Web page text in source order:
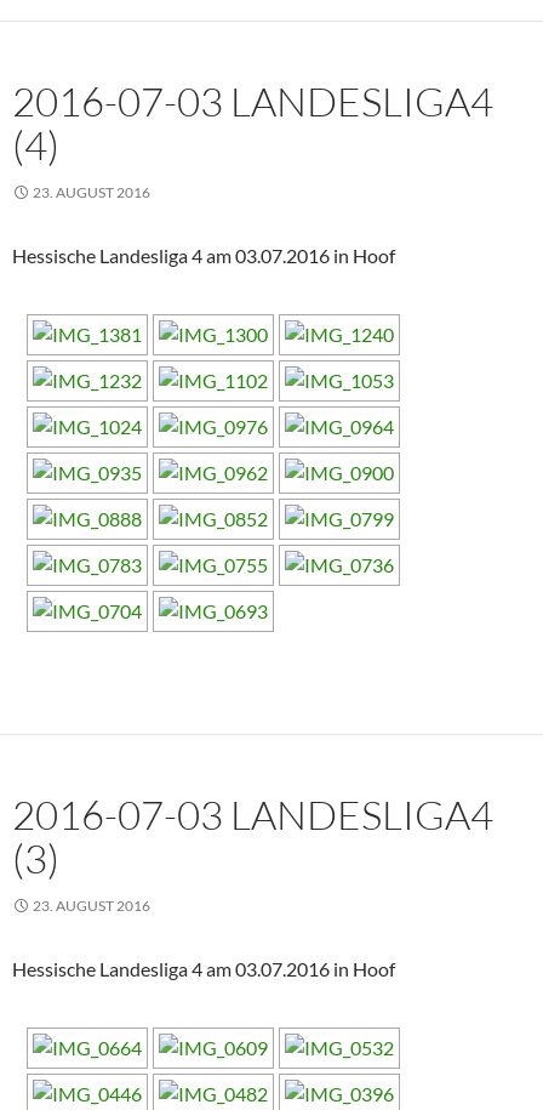
2016-07-03 LANDESLIGA4
(4)
23. AUGUST 2016
Hessische Landesliga 4 am 03.07.2016 in Hoof
2016-07-03 LANDESLIGA4
(3)
23. AUGUST 2016
Hessische Landesliga 4 am 03.07.2016 in Hoof